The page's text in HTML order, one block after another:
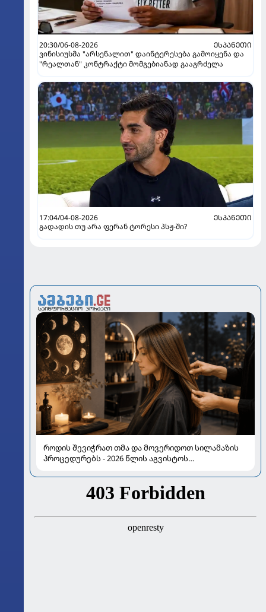
20:30/06-08-2026
ᲔᲡᲞᲐᲜᲔᲗᲘ
ვინისიუსმა "არსენალით" დაინტერესება გამოიყენა და
"რეალთან" კონტრაქტი მომგებიანად გააგრძელა
17:04/04-08-2026
ᲔᲡᲞᲐᲜᲔᲗᲘ
გადადის თუ არა ფერან ტორესი პსჟ-ში?
როდის შევიჭრათ თმა და მოვერიდოთ სილამაზის
პროცედურებს - 2026 წლის აგვისტოს